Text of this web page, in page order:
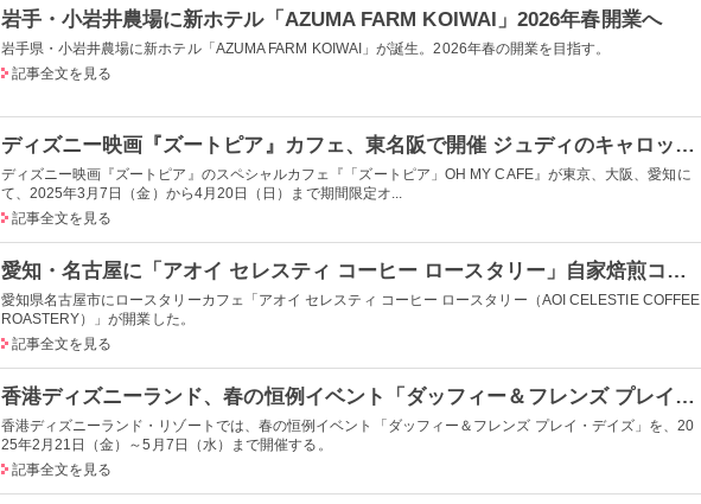
岩手・小岩井農場に新ホテル「AZUMA FARM KOIWAI」2026年春開業へ
岩手県・小岩井農場に新ホテル「AZUMA FARM KOIWAI」が誕生。2026年春の開業を目指す。
記事全文を見る
ディズニー映画『ズートピア』カフェ、東名阪で開催 ジュディのキャロットパスタやニックのタコライスなど
ディズニー映画『ズートピア』のスペシャルカフェ『「ズートピア」OH MY CAFE』が東京、大阪、愛知に
て、2025年3月7日（金）から4月20日（日）まで期間限定オ...
記事全文を見る
愛知・名古屋に「アオイ セレスティ コーヒー ロースタリー」自家焙煎コーヒーやバーガー提供
愛知県名古屋市にロースタリーカフェ「アオイ セレスティ コーヒー ロースタリー（AOI CELESTIE COFFEE
ROASTERY）」が開業した。
記事全文を見る
香港ディズニーランド、春の恒例イベント「ダッフィー＆フレンズ プレイ・デイズ」2月21日スタート
香港ディズニーランド・リゾートでは、春の恒例イベント「ダッフィー＆フレンズ プレイ・デイズ」を、20
25年2月21日（金）～5月7日（水）まで開催する。
記事全文を見る